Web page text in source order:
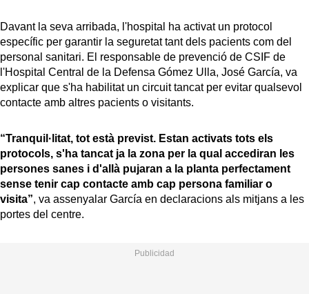
Davant la seva arribada, l'hospital ha activat un protocol
específic per garantir la seguretat tant dels pacients com del
personal sanitari. El responsable de prevenció de CSIF de
l'Hospital Central de la Defensa Gómez Ulla, José García, va
explicar que s'ha habilitat un circuit tancat per evitar qualsevol
contacte amb altres pacients o visitants.
“Tranquil·litat, tot està previst. Estan activats tots els
protocols, s'ha tancat ja la zona per la qual accediran les
persones sanes i d'allà pujaran a la planta perfectament
sense tenir cap contacte amb cap persona familiar o
visita”, va assenyalar García en declaracions als mitjans a les
portes del centre.